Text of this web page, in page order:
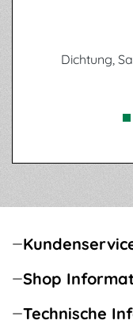
Dichtung,
Shop
Technische